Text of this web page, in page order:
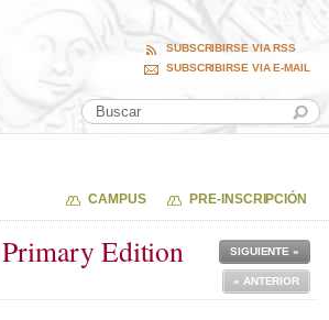
SUBSCRIBIRSE VIA RSS
SUBSCRIBIRSE VIA E-MAIL
CAMPUS PRE-INSCRIPCIÓN
Edition SIGUIENTE »
« ANTERIOR